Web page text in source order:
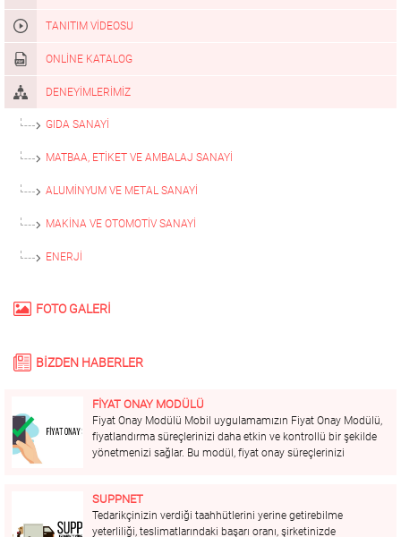
TANITIM VIDEOSU
ONLINE KATALOG
DENEYIMLERIMIZ
GIDA SANAYI
MATBAA, ETIKET VE AMBALAJ SANAYI
ALUMİNYUM VE METAL SANAYİ
MAKİNA VE OTOMOTİV SANAYİ
ENERJI
FOTO GALERİ
BİZDEN HABERLER
FİYAT ONAY MODÜLÜ
Fiyat Onay Modülü Mobil uygulamamızın Fiyat Onay Modülü,
fiyatlandırma süreçlerinizi daha etkin ve kontrollü bir şekilde
yönetmenizi sağlar. Bu modül, fiyat onay süreçlerinizi
fiyat...
SUPPNET
Tedarikçinizin verdiği taahhütlerini yerine getirebilme
yeterliliği, teslimatlarındaki başarı oranı, şirketinizde